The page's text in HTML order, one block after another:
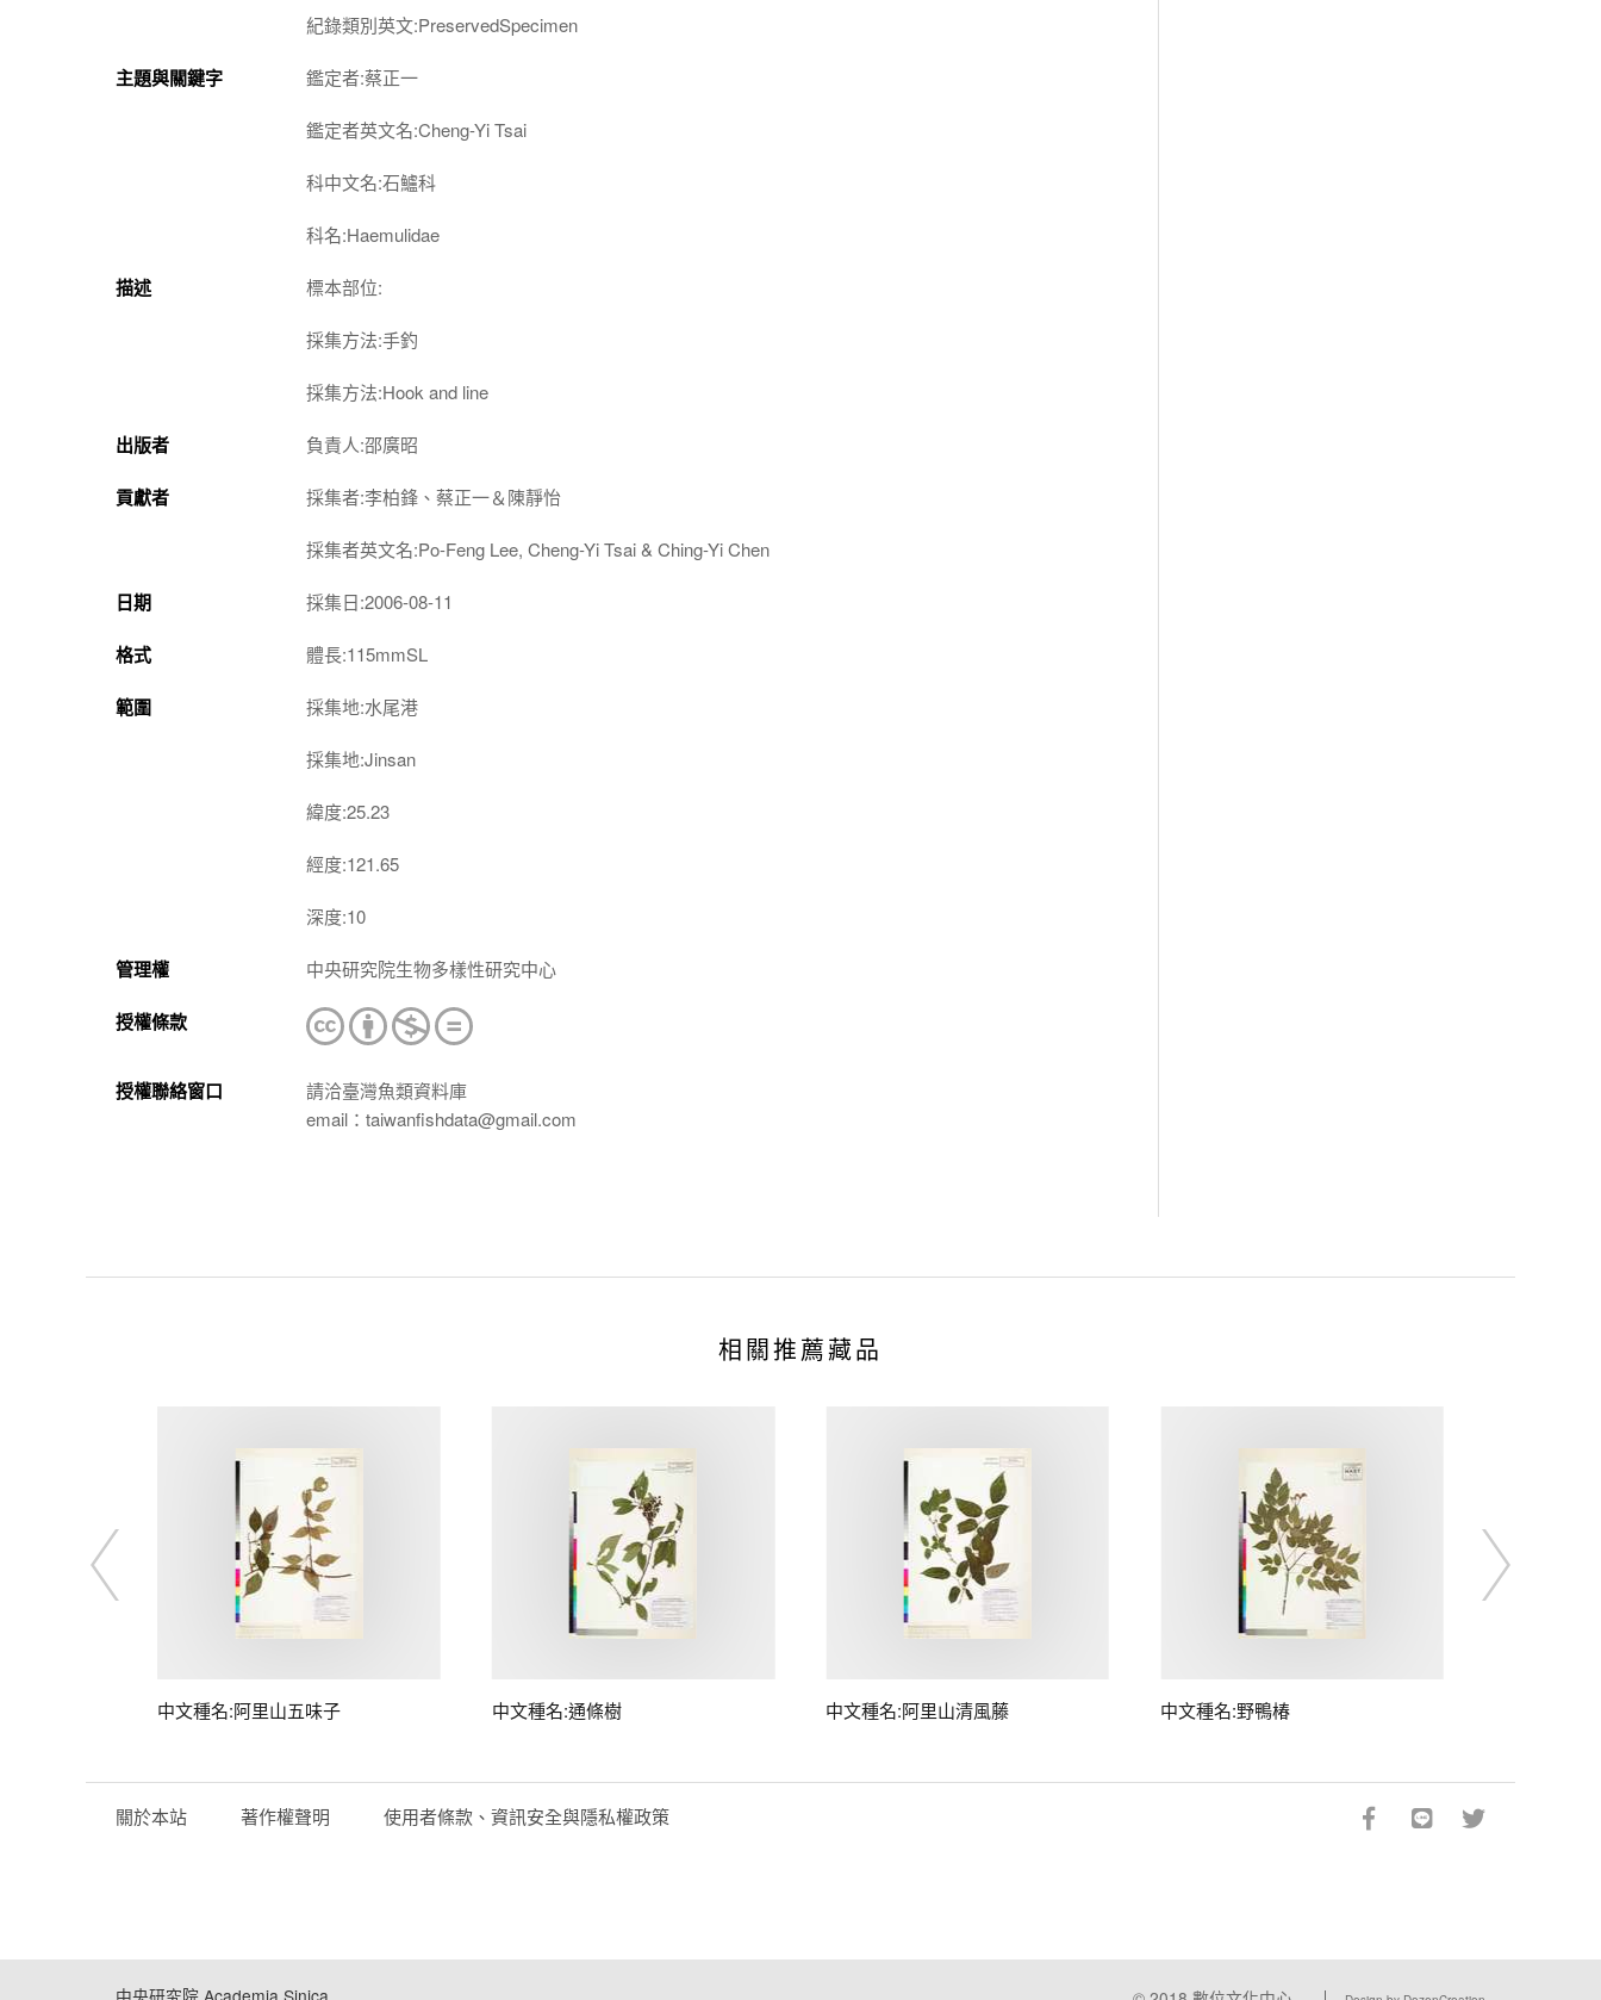
紀錄類別英文:PreservedSpecimen
主題與關鍵字 鑑定者:蔡正一
鑑定者英文名:Cheng-Yi Tsai
科中文名:石鱸科
科名:Haemulidae
描述 標本部位:
採集方法:手釣
採集方法:Hook and line
出版者 負責人:邵廣昭
貢獻者 採集者:李柏鋒、蔡正一＆陳靜怡
採集者英文名:Po-Feng Lee, Cheng-Yi Tsai & Ching-Yi Chen
日期 採集日:2006-08-11
格式 體長:115mmSL
範圍 採集地:水尾港
採集地:Jinsan
緯度:25.23
經度:121.65
深度:10
管理權 中央研究院生物多樣性研究中心
授權條款
授權聯絡窗口
請洽臺灣魚類資料庫
email：taiwanfishdata@gmail.com
相關推薦藏品
中文種名:阿里山五味子 中文種名:通條樹 中文種名:阿里山清風藤 中文種名:野鴨椿
關於本站 著作權聲明 使用者條款、資訊安全與隱私權政策